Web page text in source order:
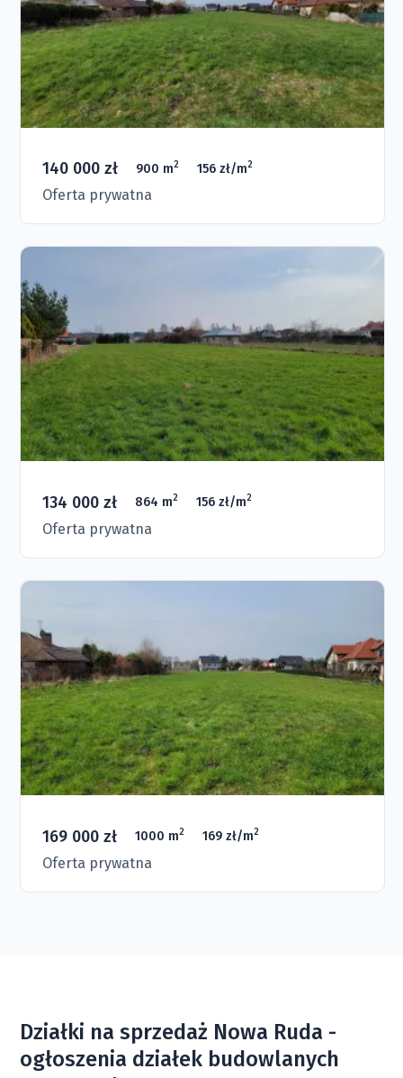
140 000 zł 900 m2 156 zł/m2
Oferta prywatna
134 000 zł 864 m2 156 zł/m2
Oferta prywatna
169 000 zł 1000 m2 169 zł/m2
Oferta prywatna
Działki na sprzedaż Nowa Ruda -
ogłoszenia działek budowlanych